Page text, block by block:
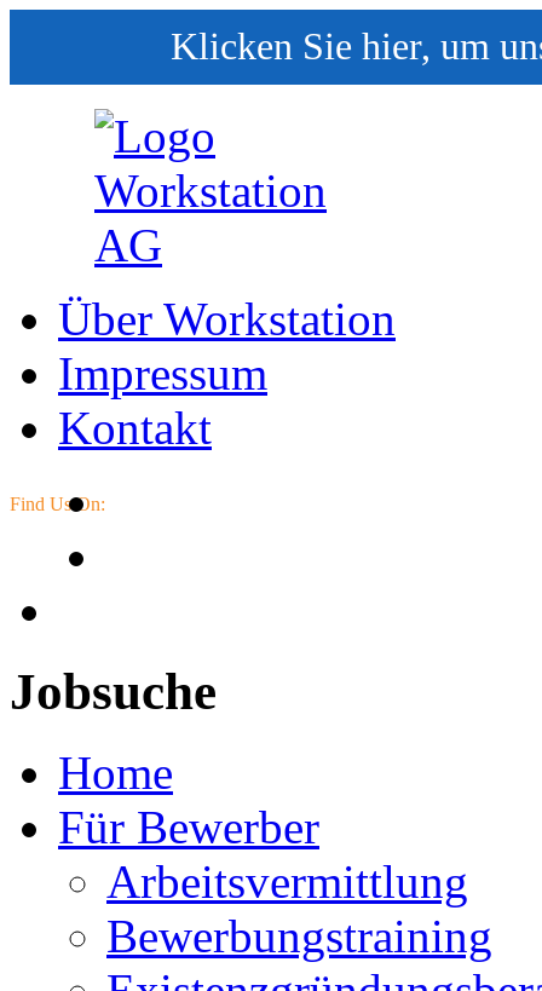
Klicken Sie hier, um
Über Workstation
Impressum
Kontakt
Find Us On:
Jobsuche
Home
Für Bewerber
Arbeitsvermittlung
Bewerbungstraining